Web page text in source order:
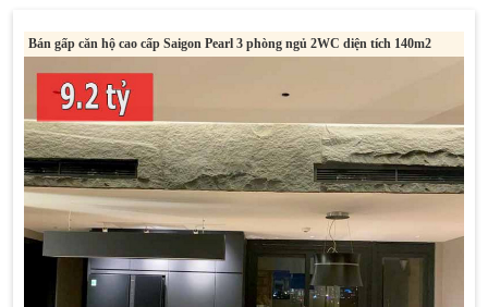
Bán gấp căn hộ cao cấp Saigon Pearl 3 phòng ngủ 2WC diện tích 140m2